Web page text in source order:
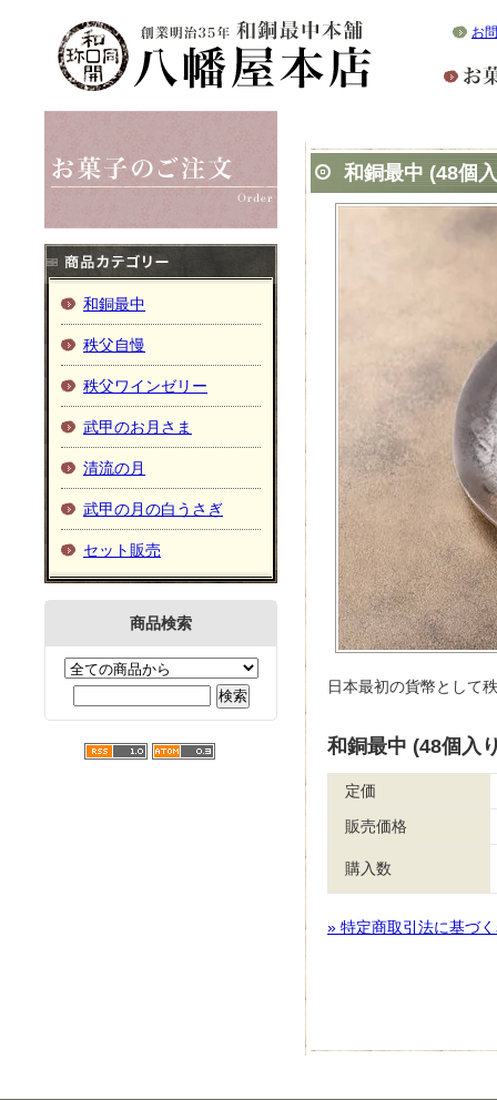
お
和銅最中
秩父自慢
秩父ワインゼリー
武甲のお月さま
清流の月
武甲の月の白うさぎ
セット販売
商品検索
和銅最中 (48個
日本最初の貨幣として
和銅最中 (48個入
定価
販売価格
購入数
» 特定商取引法に基づ